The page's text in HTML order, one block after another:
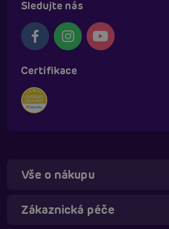
Sledujte nás
Certifikace
Vše o nákupu
Zákaznická péče